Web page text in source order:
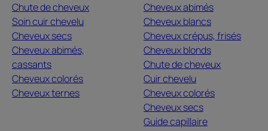
Chute de cheveux
Soin cuir chevelu
Cheveux secs
Cheveux abimés,
cassants
Cheveux colorés
Cheveux ternes
Cheveux abimés
Cheveux blancs
Cheveux crépus, frisés
Cheveux blonds
Chute de cheveux
Cuir chevelu
Cheveux colorés
Cheveux secs
Guide capillaire